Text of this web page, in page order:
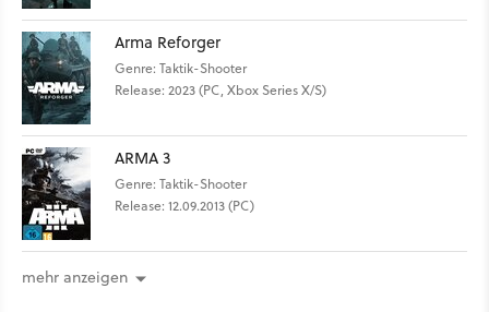
Arma Reforger
Genre: Taktik-Shooter
Release: 2023 (PC, Xbox Series X/S)
ARMA 3
Genre: Taktik-Shooter
Release: 12.09.2013 (PC)
mehr anzeigen